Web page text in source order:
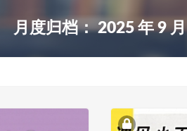
月度归档：2025 年 9 月